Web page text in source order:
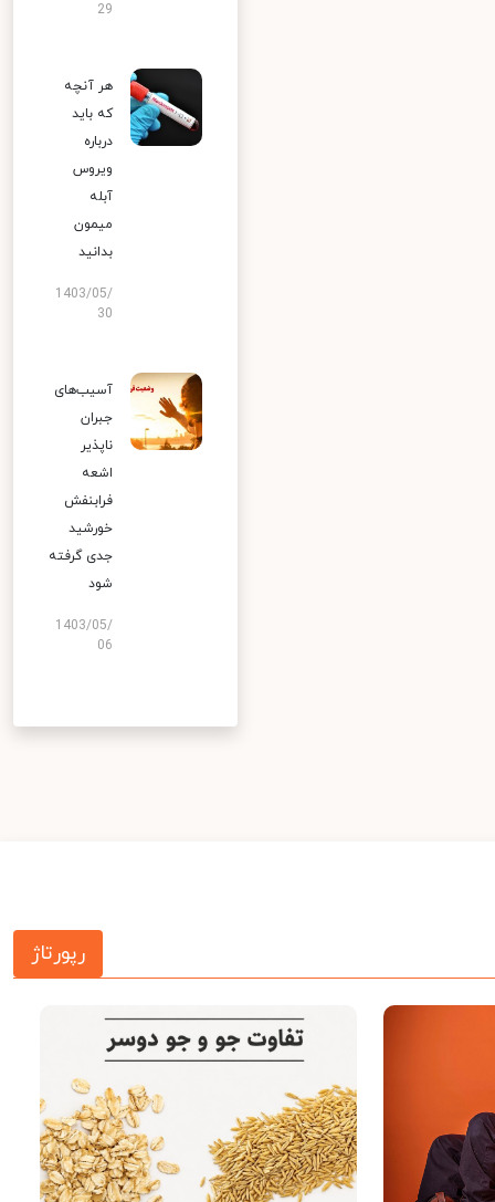
29
هر آنچه
که باید
درباره
ویروس
آبله
میمون
بدانید
1403/05/
30
آسیب‌های
جبران
ناپذیر
اشعه
فرابنفش
خورشید
جدی گرفته
شود
1403/05/
06
رپورتاژ